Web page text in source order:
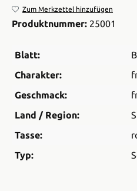
Zum Merkzettel hinzufügen
Produktnummer: 25001
Blatt:
Charakter:
Geschmack:
Land / Region:
Tasse:
Typ: